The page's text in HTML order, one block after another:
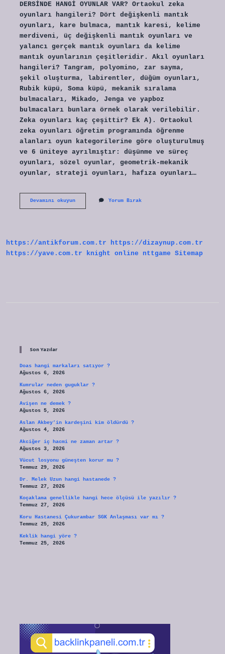
DERSİNDE HANGİ OYUNLAR VAR? Ortaokul zeka
oyunları hangileri? Dört değişkenli mantık
oyunları, kare bulmaca, mantık karesi, kelime
merdiveni, üç değişkenli mantık oyunları ve
yalancı gerçek mantık oyunları da kelime
mantık oyunlarının çeşitleridir. Akıl oyunları
hangileri? Tangram, polyomino, zar sayma,
şekil oluşturma, labirentler, düğüm oyunları,
Rubik küpü, Soma küpü, mekanik sıralama
bulmacaları, Mikado, Jenga ve yapboz
bulmacaları bunlara örnek olarak verilebilir.
Zeka oyunları kaç çeşittir? Ek A). Ortaokul
zeka oyunları öğretim programında öğrenme
alanları oyun kategorilerine göre oluşturulmuş
ve 6 üniteye ayrılmıştır: düşünme ve süreç
oyunları, sözel oyunlar, geometrik-mekanik
oyunlar, strateji oyunları, hafıza oyunları…
Devamını okuyunMeb
Yorum Bırak
https://antikforum.com.tr
https://dizaynup.com.tr
https://yave.com.tr
knight online nttgame Sitemap
Son Yazılar
Doas hangi markaları satıyor ?
Ağustos 6, 2026
Kumrular neden guguklar ?
Ağustos 6, 2026
Avişen ne demek ?
Ağustos 5, 2026
Aslan Akbey’in kardeşini kim öldürdü ?
Ağustos 4, 2026
Akciğer iç hacmi ne zaman artar ?
Ağustos 3, 2026
Vücut losyonu güneşten korur mu ?
Temmuz 29, 2026
Dr. Melek Uzun hangi hastanede ?
Temmuz 27, 2026
Koçaklama genellikle hangi hece ölçüsü ile yazılır ?
Temmuz 27, 2026
Koru Hastanesi Çukurambar SGK Anlaşması var mı ?
Temmuz 25, 2026
Keklik hangi yöre ?
Temmuz 25, 2026